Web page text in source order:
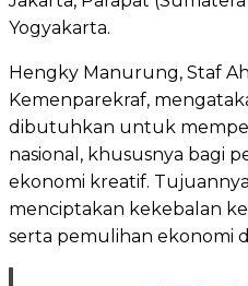
Yogyakarta.
Hengky Manurung, Staf
Kemenparekraf,
dibutuhkan untuk
nasional, khususnya bagi
ekonomi kreatif.
menciptakan kekebalan
serta pemulihan ekonomi